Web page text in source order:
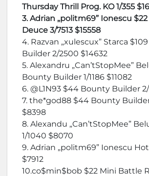
Thursday Thrill Prog. KO 1/355
3. Adrian „politm69” Ionescu
Deuce 3/7513 $15558
4. Razvan „xulescux” Starca
Builder 2/2500 $14632
5. Alexandru „Can’tStopMee”
Bounty Builder 1/1186 $11082
6. @L1N93 $44 Bounty Builder
7. the*god88 $44 Bounty Builder
$8398
8. Alexandu „Can’tStopMee”
1/1040 $8070
9. Adrian „politm69” Ionescu Hot
$7912
10.co$min$bob $22 Mini Battle